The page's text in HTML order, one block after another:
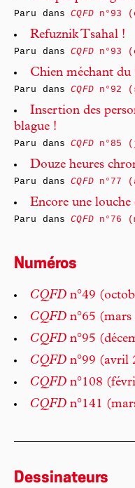
Paru dansCQFDn°93
Refuznik Tsahal !
Paru dansCQFDn°93
Chien méchant du
Paru dansCQFDn°92
Insertion des
blague !
Paru dansCQFDn°85
Douze heures
Paru dansCQFDn°77
Encore une louche
Paru dansCQFDn°76
Numéros
CQFD n°49
CQFD n°65 (mars
CQFD n°95
CQFD n°99 (avril
CQFD n°108
CQFD n°141
Dessinateurs